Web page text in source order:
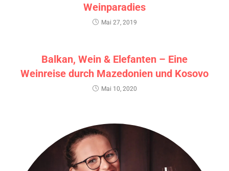
Weinparadies
Mai 27, 2019
Balkan, Wein & Elefanten – Eine
Weinreise durch Mazedonien und Kosovo
Mai 10, 2020